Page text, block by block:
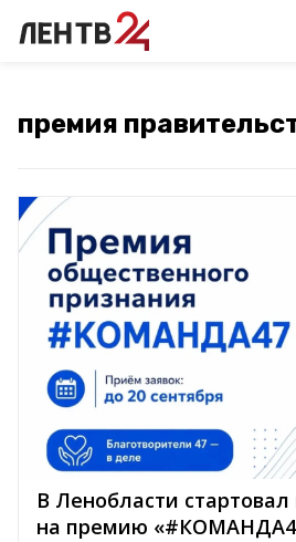
В Ленобласти
на премию